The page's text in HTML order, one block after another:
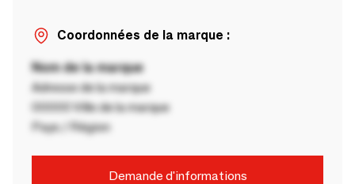
Coordonnées de la marque :
Nom de la marque
Adresse de la marque
00000 Ville de la marque
Pays / Région
Demande d'informations